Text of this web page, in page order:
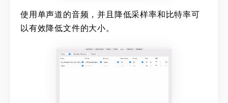
使用单声道的音频，并且降低采样率和比特率可
以有效降低文件的大小。